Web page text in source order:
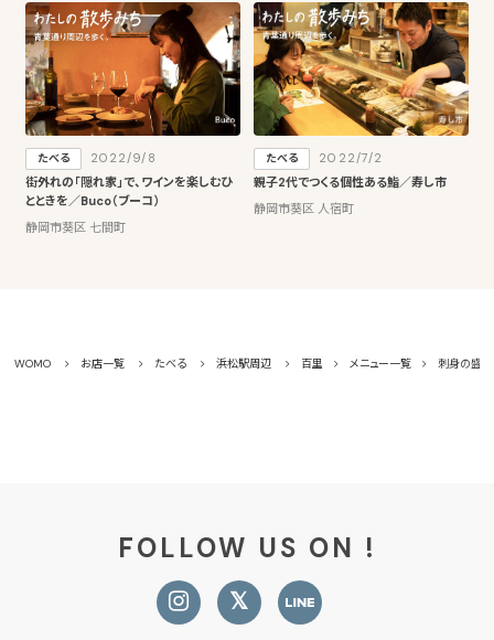
たべる
2022/9/8
街外れの「隠れ家」で、ワインを楽しむひ
とときを／Buco（ブーコ）
静岡市葵区 七間町
たべる
2022/7/2
親子2代でつくる個性ある鮨／寿し市
静岡市葵区 人宿町
WOMO お店一覧 たべる 浜松駅周辺 百里 メニュー一覧 刺身の盛
FOLLOW US ON !